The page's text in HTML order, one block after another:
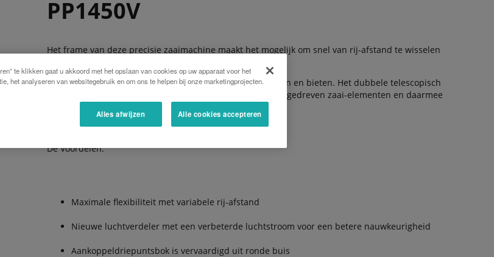
PP1450V
Het frame van deze precisie zaaimachine maakt het mogelijk om snel van rij-afstand te wisselen
De PP1450V is geschikt voor het zaaien van o.a. maïs, bonen en bieten. Het dubbele telescopisch
frame met 6, 6+1, 7 of 8 rijen is voorzien van elektrisch aangedreven zaai-elementen en daarmee
geschikt voor GEOCONTROL.
De Voordelen:
Maximale flexibiliteit met variabele rij-afstand
Nieuwe luchtverdeler met een verbeterde luchtstroom voor een betere nauwkeurigheid
Aankoppeldriepuntsbok is vervaardigd uit ronde buis
te klikken gaat u akkoord met het opslaan van cookies op uw apparaat voor het
het analyseren van websitegebruik en om ons te helpen bij onze marketingprojecten.
Alles afwijzen Alle cookies accepteren